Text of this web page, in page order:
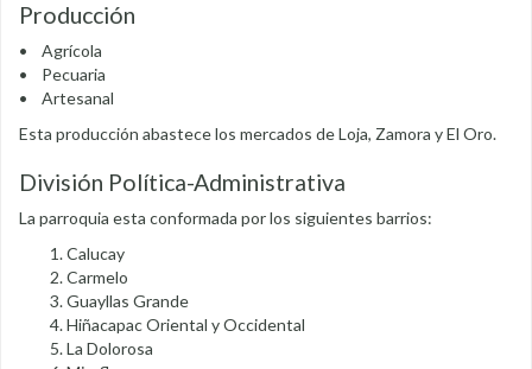
Producción
• Agrícola
• Pecuaria
• Artesanal
Esta producción abastece los mercados de Loja, Zamora y El Oro.
División Política-Administrativa
La parroquia esta conformada por los siguientes barrios:
Calucay
Carmelo
Guayllas Grande
Hiñacapac Oriental y Occidental
La Dolorosa